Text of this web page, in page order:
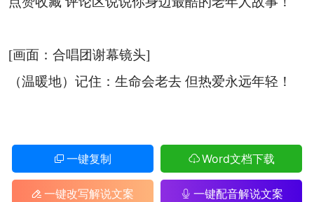
[画面：合唱团谢幕镜头]
（温暖地）记住：生命会老去 但热爱永远年轻！
一键复制 Word文档下载
一键改写解说文案 一键配音解说文案